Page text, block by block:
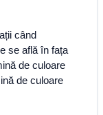
când
se află în fața
de culoare
de culoare